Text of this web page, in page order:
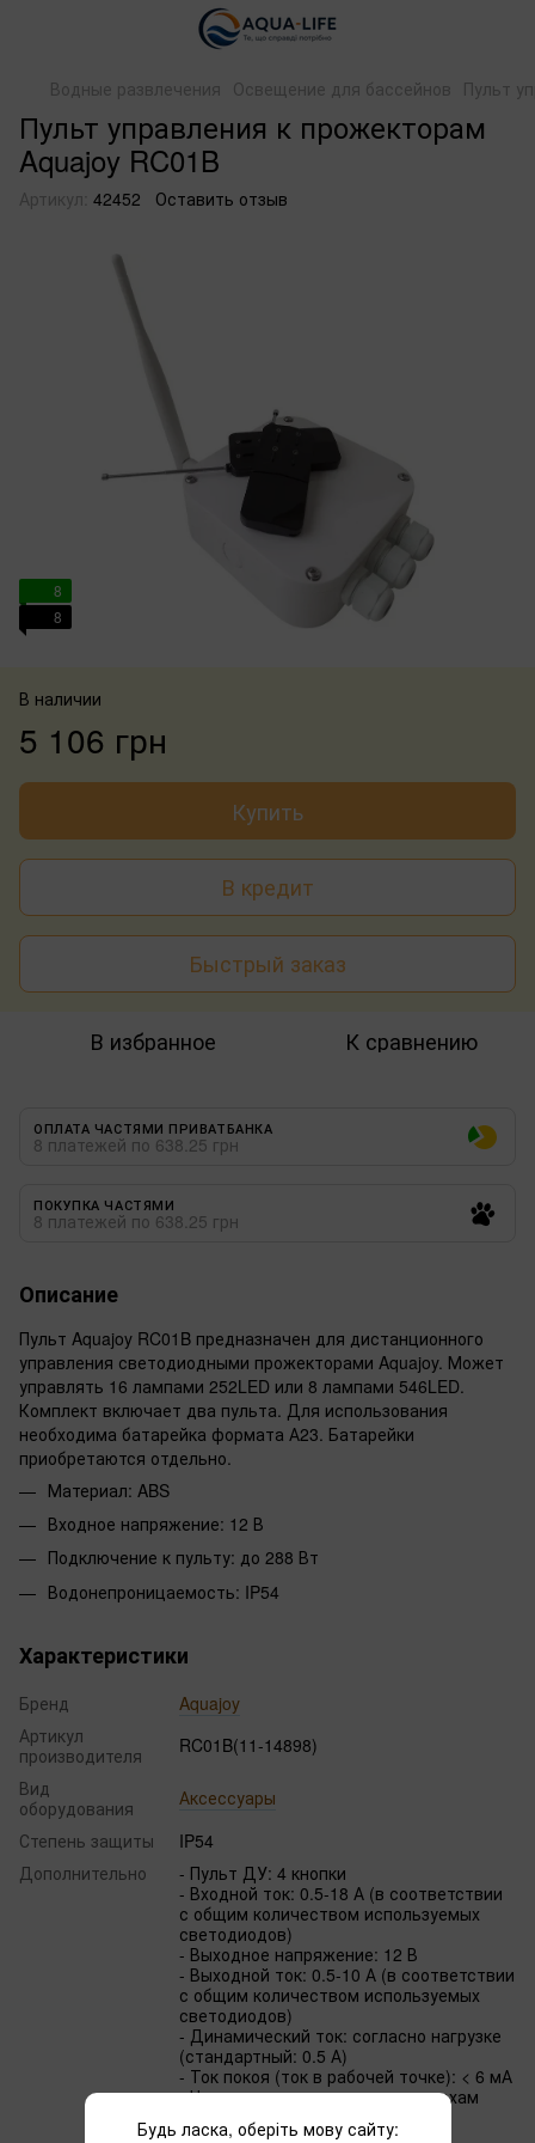
Водные развлечения Освещение для бассейнов Пульт
Пульт управления к прожекторам
Aquajoy RC01B
Артикул: 42452 Оставить отзыв
8
8
В наличии
5 106 грн
Купить
В кредит
Быстрый заказ
В избранное К сравнению
ОПЛАТА ЧАСТЯМИ ПРИВАТБАНКА
8 платежей по 638.25 грн
ПОКУПКА ЧАСТЯМИ
8 платежей по 638.25 грн
Описание
Пульт Aquajoy RC01B предназначен для дистанционного
управления светодиодными прожекторами Aquajoy. Может
управлять 16 лампами 252LED или 8 лампами 546LED.
Комплект включает два пульта. Для использования
необходима батарейка формата А23. Батарейки
приобретаются отдельно.
Материал: ABS
Входное напряжение: 12 В
Подключение к пульту: до 288 Вт
Водонепроницаемость: IP54
Характеристики
Бренд
Aquajoy
Артикул
производителя
RC01B(11-14898)
Вид
оборудования
Аксессуары
Степень защиты
IP54
Дополнительно
- Пульт ДУ: 4 кнопки
- Входной ток: 0.5-18 А (в соответствии
с общим количеством используемых
светодиодов)
- Выходное напряжение: 12 В
- Выходной ток: 0.5-10 А (в соответствии
с общим количеством используемых
светодиодов)
- Динамический ток: согласно нагрузке
(стандартный: 0.5 А)
- Ток покоя (ток в рабочей точке): < 6 мА
- Чувствительность к радиопомехам
(дБм): 101
- Выдаваемая мощность: 220 VA
Будь ласка, оберіть мову сайту: